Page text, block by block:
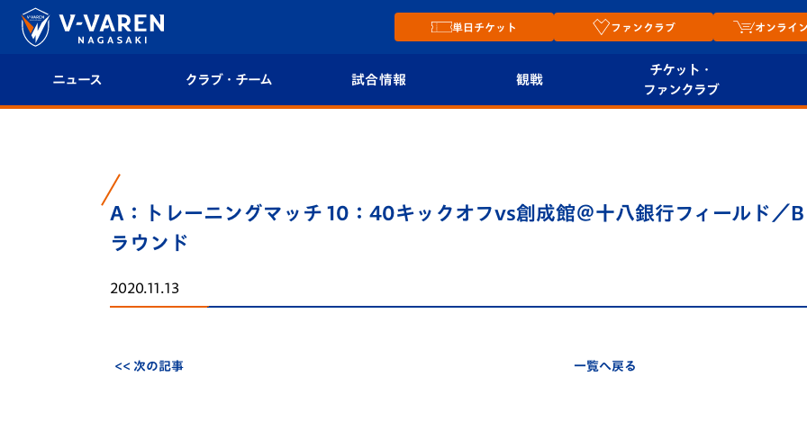
単日チケット ファンクラブ オンライン
ニュース クラブ・チーム
クラブ概要
選手プロフィール
スタッフプロフィール
試合情報
順位表
フォトギャラリー
観戦
セス
チケット・
ファンクラブ
プレイヤーズスイート
A：トレーニングマッチ 10：40キックオフvs創成館＠十八銀行フィールド／
ラウンド
2020.11.13
<< 次の記事 一覧へ戻る